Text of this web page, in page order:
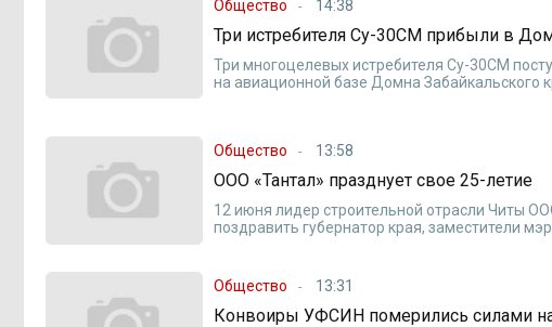
Общество 14:38
Три истребителя Су-30СМ прибыли в
Три многоцелевых истребителя Су-30СМ
на авиационной базе Домна Забайкальского
Общество 13:58
ООО «Тантал» празднует свое 25-летие
12 июня лидер строительной отрасли Читы
поздравить губернатор края, заместители
Общество 13:31
Конвоиры УФСИН померились силами на